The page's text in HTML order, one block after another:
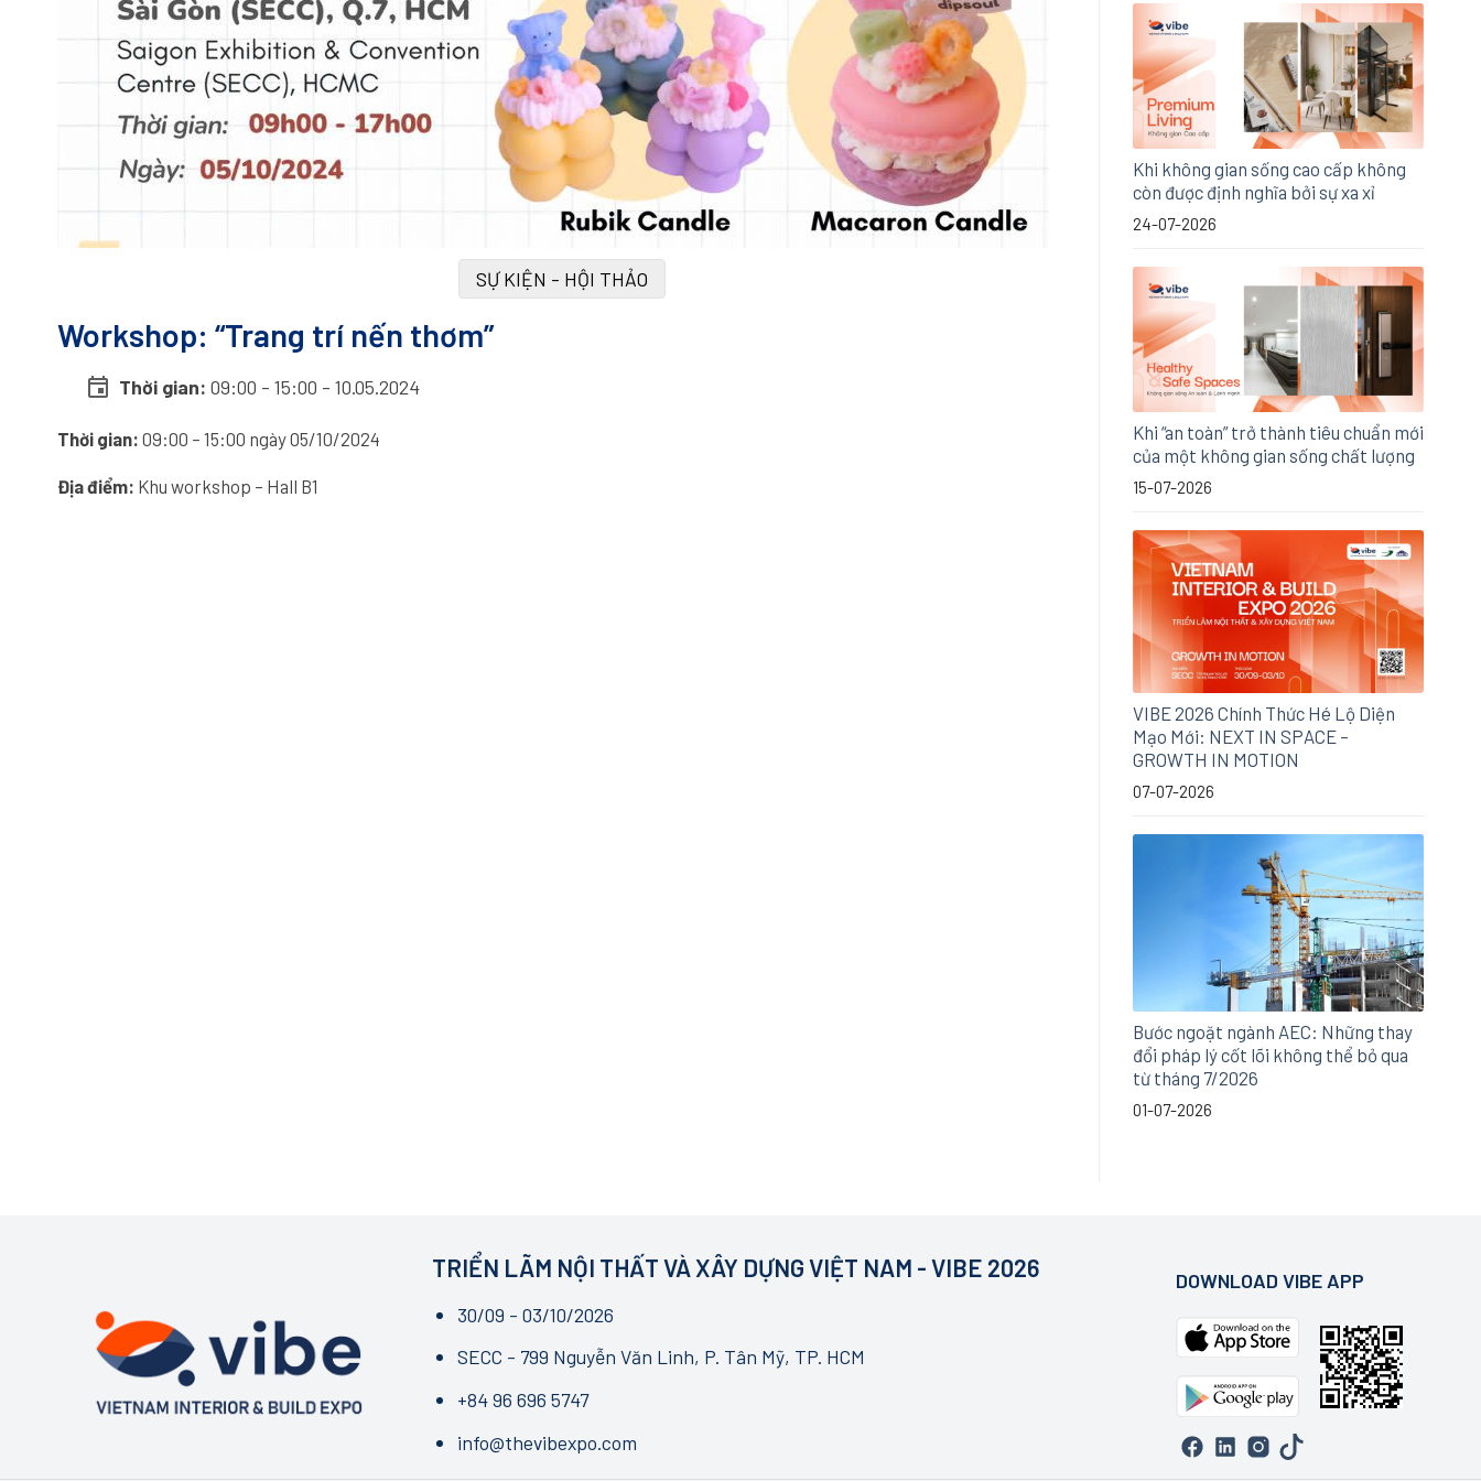
SỰ KIỆN - HỘI THẢO
Workshop: “Trang trí nến thơm”
event Thời gian: 09:00 - 15:00 - 10.05.2024
Thời gian: 09:00 – 15:00 ngày 05/10/2024
Địa điểm: Khu workshop – Hall B1
Khi không gian sống cao cấp không
còn được định nghĩa bởi sự xa xỉ
24-07-2026
Khi “an toàn” trở thành tiêu chuẩn mới
của một không gian sống chất lượng
15-07-2026
VIBE 2026 Chính Thức Hé Lộ Diện
Mạo Mới: NEXT IN SPACE –
GROWTH IN MOTION
07-07-2026
Bước ngoặt ngành AEC: Những thay
đổi pháp lý cốt lõi không thể bỏ qua
từ tháng 7/2026
01-07-2026
TRIỂN LÃM NỘI THẤT VÀ XÂY DỰNG VIỆT NAM - VIBE 2026
30/09 - 03/10/2026
SECC - 799 Nguyễn Văn Linh, P. Tân Mỹ, TP. HCM
+84 96 696 5747
info@thevibexpo.com
DOWNLOAD VIBE APP